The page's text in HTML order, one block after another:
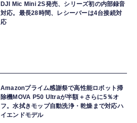
DJI Mic Mini 2S発売、シリーズ初の内部録音
対応。最長28時間、レシーバーは4台接続対
応
Amazonプライム感謝祭で高性能ロボット掃
除機MOVA P50 Ultraが半額＋さらに5％オ
フ。水拭きモップ自動洗浄・乾燥まで対応ハ
イエンドモデル